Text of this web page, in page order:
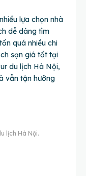
lựa chọn nhà
dễ dàng tìm
quá nhiều chi
sạn giá tốt tại
du lịch Hà Nội,
vẫn tận hưởng
lịch Hà Nội.